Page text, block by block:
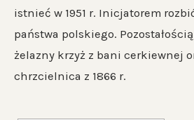
istnieć w 1951 r. Inicjatorem
państwa polskiego.
żelazny krzyż z bani cerkiewnej
chrzcielnica z 1866 r.